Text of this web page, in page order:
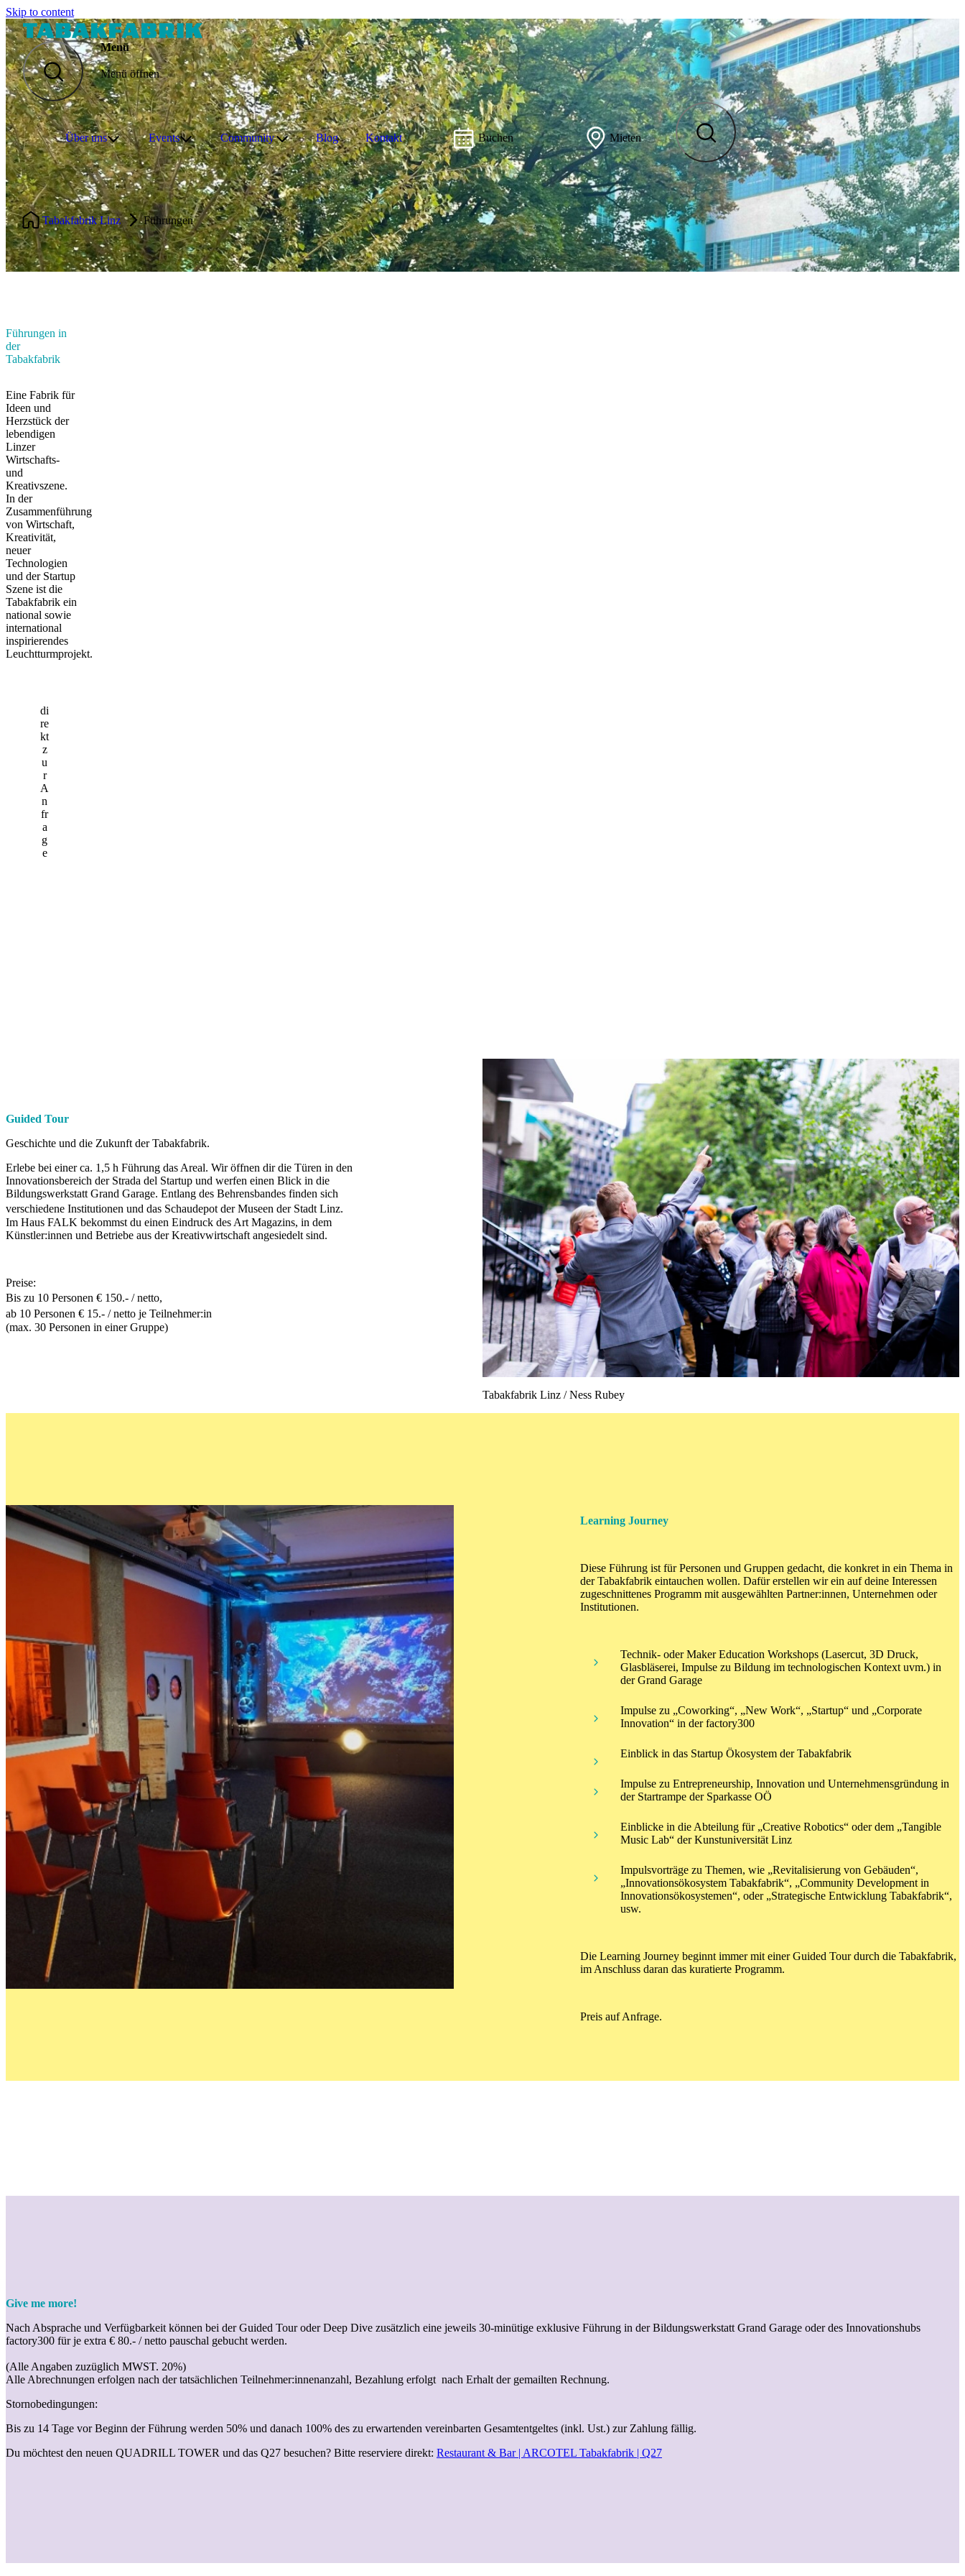
Skip to content
Menü
Menü öffnen
Über uns Events Community Blog Kontakt Buchen Mieten
Tabakfabrik Linz Führungen
Führungen in
der
Tabakfabrik
Eine Fabrik für
Ideen und
Herzstück der
lebendigen
Linzer
Wirtschafts-
und
Kreativszene.
In der
Zusammenführung
von Wirtschaft,
Kreativität,
neuer
Technologien
und der Startup
Szene ist die
Tabakfabrik ein
national sowie
international
inspirierendes
Leuchtturmprojekt.
di
re
kt
z
u
r
A
n
fr
a
g
e
Guided Tour
Geschichte und die Zukunft der Tabakfabrik.
Erlebe bei einer ca. 1,5 h Führung das Areal. Wir öffnen dir die Türen in den
Innovationsbereich der Strada del Startup und werfen einen Blick in die
Bildungswerkstatt Grand Garage. Entlang des Behrensbandes finden sich
verschiedene Institutionen und das Schaudepot der Museen der Stadt Linz.
Im Haus FALK bekommst du einen Eindruck des Art Magazins, in dem
Künstler:innen und Betriebe aus der Kreativwirtschaft angesiedelt sind.
Preise:
Bis zu 10 Personen € 150.- / netto,
ab 10 Personen € 15.- / netto je Teilnehmer:in
(max. 30 Personen in einer Gruppe)
Tabakfabrik Linz / Ness Rubey
Tabakfabrik Linz / Kneidinger Photography Learning Journey
Diese Führung ist für Personen und Gruppen gedacht, die konkret in ein Thema in
der Tabakfabrik eintauchen wollen. Dafür erstellen wir ein auf deine Interessen
zugeschnittenes Programm mit ausgewählten Partner:innen, Unternehmen oder
Institutionen.
Technik- oder Maker Education Workshops (Lasercut, 3D Druck,
Glasbläserei, Impulse zu Bildung im technologischen Kontext uvm.) in
der Grand Garage
Impulse zu „Coworking“, „New Work“, „Startup“ und „Corporate
Innovation“ in der factory300
Einblick in das Startup Ökosystem der Tabakfabrik
Impulse zuEntrepreneurship, Innovation und Unternehmensgründung in
der Startrampe der Sparkasse OÖ
Einblicke in die Abteilung für „Creative Robotics“ oder dem „Tangible
Music Lab“ derKunstuniversität Linz
Impulsvorträge zu Themen, wie „Revitalisierung von Gebäuden“,
„Innovationsökosystem Tabakfabrik“, „Community Development in
Innovationsökosystemen“, oder „Strategische Entwicklung Tabakfabrik“,
usw.
Die Learning Journey beginnt immer mit einer Guided Tour durch die Tabakfabrik,
im Anschluss daran das kuratierte Programm.
Preis auf Anfrage.
Give me more!
Nach Absprache und Verfügbarkeit können bei derGuided Tour oder Deep Dive zusätzlich eine jeweils 30-minütige exklusive Führung in der Bildungswerkstatt Grand Garage oder des Innovationshubs
factory300 für je extra € 80.- / netto pauschal gebucht werden.
(Alle Angaben zuzüglich MWST. 20%)
Alle Abrechnungen erfolgen nach der tatsächlichen Teilnehmer:innenanzahl, Bezahlung erfolgt nach Erhalt der gemailten Rechnung.
Stornobedingungen:
Bis zu 14 Tage vor Beginn der Führung werden 50% und danach 100% des zu erwartenden vereinbarten Gesamtentgeltes (inkl. Ust.) zur Zahlung fällig.
Du möchtest den neuen QUADRILL TOWER und das Q27 besuchen? Bitte reserviere direkt: Restaurant & Bar | ARCOTEL Tabakfabrik | Q27